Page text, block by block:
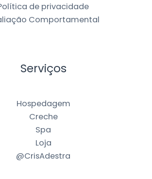
de privacidade
Comportamental
Serviços
Hospedagem
Creche
Spa
Loja
@CrisAdestra